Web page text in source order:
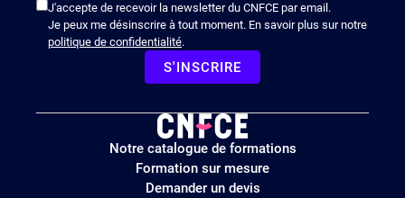
J'accepte de recevoir la newsletter du CNFCE par email.
Je peux me désinscrire à tout moment. En savoir plus sur notre
politique de confidentialité.
S'INSCRIRE
Logo
site
Notre catalogue de formations
Formation sur mesure
Demander un devis